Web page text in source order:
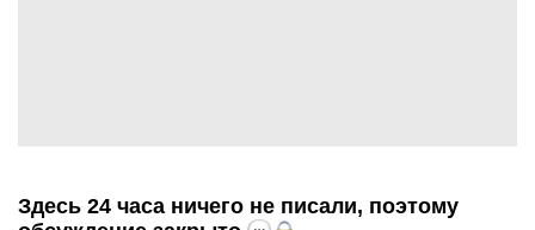
Здесь 24 часа ничего не писали, поэтому